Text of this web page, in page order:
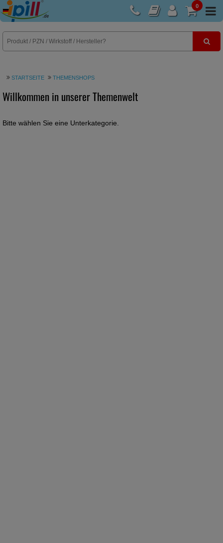
0
E-Rezept
STARTSEITE THEMENSHOPS
Willkommen in unserer Themenwelt
Bitte wählen Sie eine Unterkategorie.